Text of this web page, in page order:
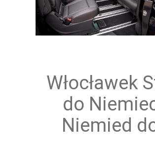
Przewóz osób
Włocławek
do
Niemied